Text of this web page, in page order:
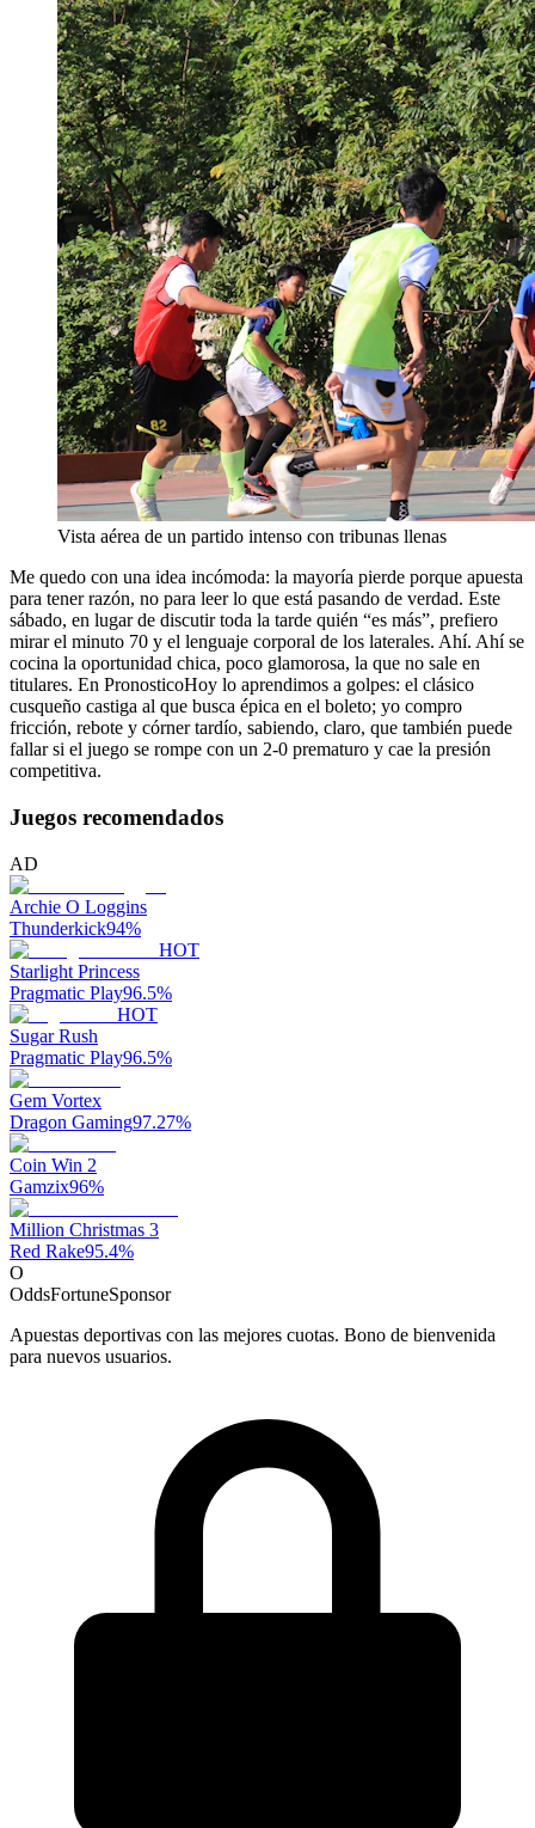
Vista aérea de un partido intenso con tribunas llenas
Me quedo con una idea incómoda: la mayoría pierde porque apuesta
para tener razón, no para leer lo que está pasando de verdad. Este
sábado, en lugar de discutir toda la tarde quién “es más”, prefiero
mirar el minuto 70 y el lenguaje corporal de los laterales. Ahí. Ahí se
cocina la oportunidad chica, poco glamorosa, la que no sale en
titulares. En PronosticoHoy lo aprendimos a golpes: el clásico
cusqueño castiga al que busca épica en el boleto; yo compro
fricción, rebote y córner tardío, sabiendo, claro, que también puede
fallar si el juego se rompe con un 2-0 prematuro y cae la presión
competitiva.
Juegos recomendados
AD
Archie O Loggins
Thunderkick94%
HOT
Starlight Princess
Pragmatic Play96.5%
HOT
Sugar Rush
Pragmatic Play96.5%
Gem Vortex
Dragon Gaming97.27%
Coin Win 2
Gamzix96%
Million Christmas 3
Red Rake95.4%
O
OddsFortuneSponsor
Apuestas deportivas con las mejores cuotas. Bono de bienvenida
para nuevos usuarios.